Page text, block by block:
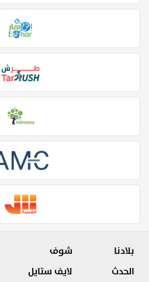
بلادنا
الحدث
شوف
لايف ستايل